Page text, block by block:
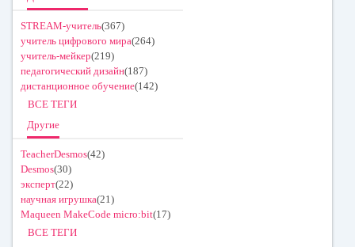
STREAM-учитель(367)
учитель цифрового мира(264)
учитель-мейкер(219)
педагогический дизайн(187)
дистанционное обучение(142)
ВСЕ ТЕГИ
Другие
TeacherDesmos(42)
Desmos(30)
эксперт(22)
научная игрушка(21)
Maqueen MakeCode micro:bit(17)
ВСЕ ТЕГИ